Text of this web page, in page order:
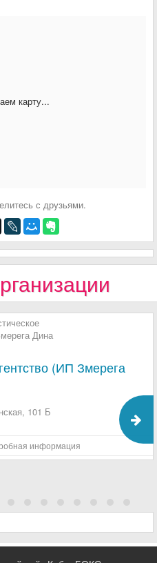
карту...
с друзьями.
(ИП Змерега
101 Б
информация